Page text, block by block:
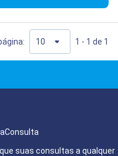
1 - 1 de 1
suas consultas a qualquer